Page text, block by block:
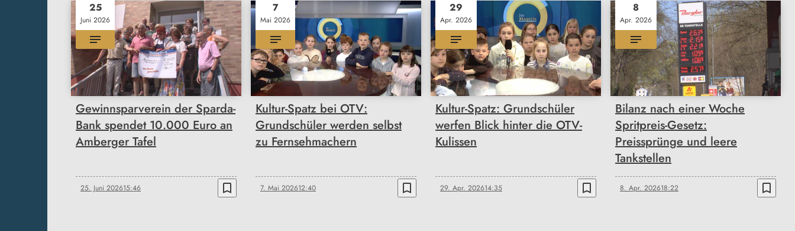
25
Juni 2026
Gewinnsparverein der Sparda-
Bank spendet 10.000 Euro an
Amberger Tafel
25. Juni 202615:46 bookmark_border
7
Mai 2026
Kultur-Spatz bei OTV:
Grundschüler werden selbst
zu Fernsehmachern
7. Mai 202612:40 bookmark_border
29
Apr. 2026
Kultur-Spatz: Grundschüler
werfen Blick hinter die OTV-
Kulissen
29. Apr. 202614:35 bookmark_border
8
Apr. 2026
Bilanz nach einer Woche
Spritpreis-Gesetz:
Preissprünge und leere
Tankstellen
8. Apr. 202618:22 bookmark_border